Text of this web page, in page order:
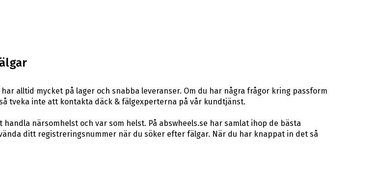
har alltid mycket på lager och snabba leveranser. Om du har några frågor kring passform
tveka inte att kontakta däck & fälgexperterna på vår kundtjänst.
närsomhelst och var som helst. På abswheels.se har samlat ihop de bästa
ditt registreringsnummer när du söker efter fälgar. När du har knappat in det så